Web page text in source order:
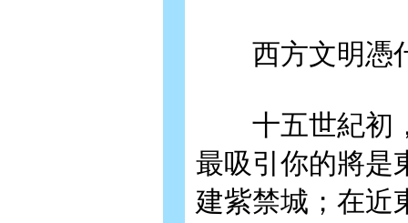
西方文明憑
十五世紀初，
最吸引你的將是
建紫禁城；在近